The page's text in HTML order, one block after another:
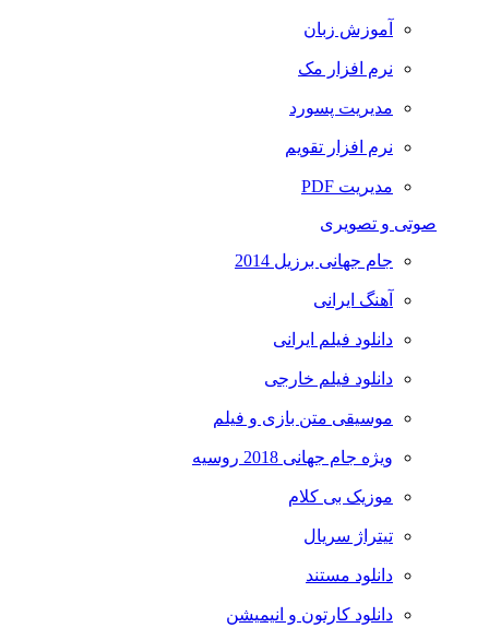
آموزش زبان
نرم افزار مک
مدیریت پسورد
نرم افزار تقویم
مدیریت PDF
صوتی و تصویری
جام جهانی برزیل 2014
آهنگ ایرانی
دانلود فیلم ایرانی
دانلود فیلم خارجی
موسیقی متن بازی و فیلم
ویژه جام جهانی 2018 روسیه
موزیک بی کلام
تیتراژ سریال
دانلود مستند
دانلود کارتون و انیمیشن